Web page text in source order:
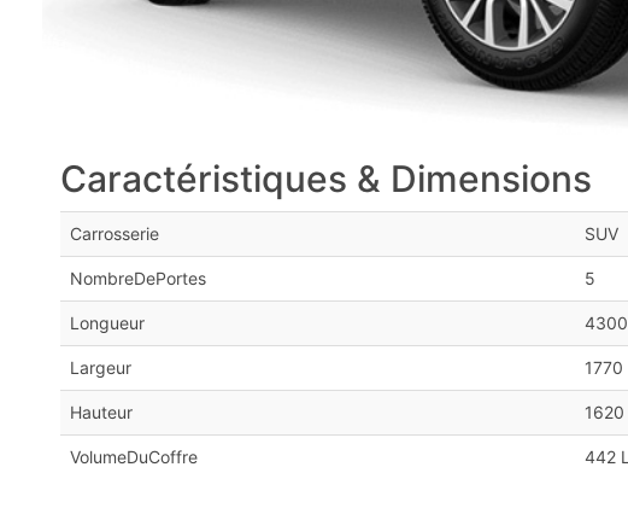
Caractéristiques & Dimensions
Carrosserie SUV
NombreDePortes 5
Longueur 4300
Largeur 1770
Hauteur 1620
VolumeDuCoffre 442 L